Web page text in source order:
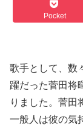
Pocket
歌手として、数
躍だった菅田将
りました。 菅田
一般人は彼の気